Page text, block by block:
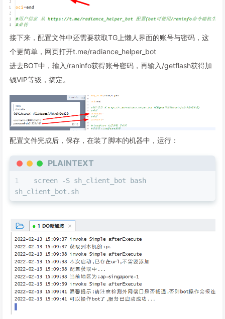
接下来，配置文件中还需要获取TG上懒人界面的账号与密码，这
个更简单，网页打开t.me/radiance_helper_bot
进去BOT中，输入/raninfo获得账号密码，再输入/getflash获得加
钱VIP等级，搞定。
配置文件完成后，保存，在装了脚本的机器中，运行：
PLAINTEXT
screen -S sh_client_bot bash
sh_client_bot.sh